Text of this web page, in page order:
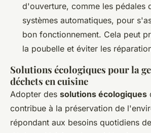
d'ouverture, comme les pédales
systèmes automatiques, pour
bon fonctionnement. Cela peut
la poubelle et éviter les
Solutions écologiques pour la
déchets en cuisine
Adopter des solutions écologiques
contribue à la préservation de
répondant aux besoins quotidiens